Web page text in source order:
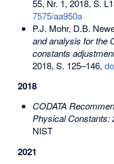
55, Nr. 1, 2018, S.
7575/aa950a
P.J. Mohr, D.B.
and analysis for the
constants
2018, S. 125–146,
2018
CODATA
Physical Constants:
NIST
2021